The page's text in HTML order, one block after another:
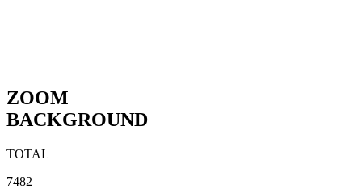
ZOOM
BACKGROUND
TOTAL
7482